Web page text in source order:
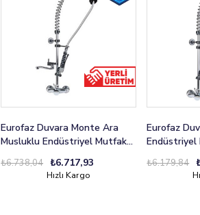
Eurofaz Duvara Monte Ara
Musluklu Endüstriyel Mutfak
₺6.717,93
₺6.738,04
Hızlı Kargo
Eurofaz
Endüstriyel
₺6.179,84